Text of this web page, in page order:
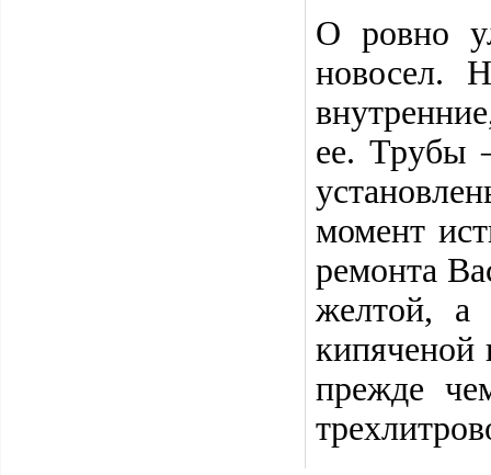
О ровно
новосел.
ее. Трубы
момент
ремонта
желтой, а
кипяченой
прежде